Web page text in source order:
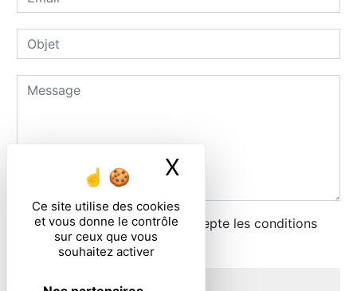
Ce site utilise des cookies
et vous donne le contrôle
sur ceux que vous
souhaitez activer
X
En cochant cette case, j'accepte les conditions
particulières ci-dessous **